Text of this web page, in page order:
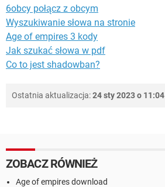
6obcy połącz z obcym
Wyszukiwanie słowa na stronie
Age of empires 3 kody
Jak szukać słowa w pdf
Co to jest shadowban?
Ostatnia aktualizacja:24 sty 2023 o 11:04
ZOBACZ RÓWNIEŻ
Age of empires download